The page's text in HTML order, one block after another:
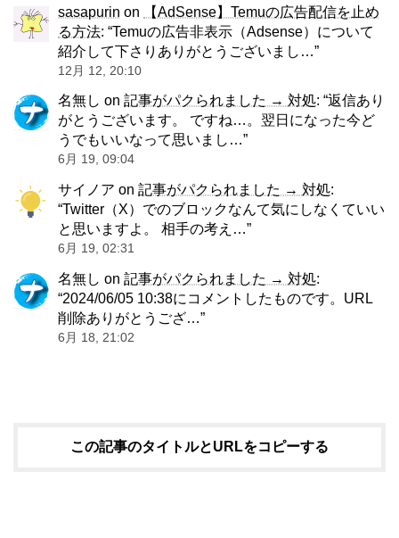
sasapurin on
【AdSense】Temuの広告配信を止め
る方法: “Temuの広告非表示（Adsense）について
紹介して下さりありがとうございまし… ”
12月 12, 20:10
名無し on 記事がパクられました → 対処: “返信あり
がとうございます。 ですね…。翌日になった今ど
うでもいいなって思いまし…”
6月 19, 09:04
サイノア on 記事がパクられました → 対処:
“Twitter（X）でのブロックなんて気にしなくていい
と思いますよ。 相手の考え…”
6月 19, 02:31
名無し on 記事がパクられました → 対処:
“2024/06/05 10:38にコメントしたものです。URL
削除ありがとうござ…”
6月 18, 21:02
この記事のタイトルとURLをコピーする